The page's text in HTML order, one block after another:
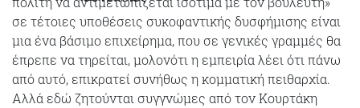
σε τέτοιες υποθέσεις συκοφαντικής δυσφήμισης είναι
μια ένα βάσιμο επιχείρημα, που σε γενικές γραμμές θα
έπρεπε να τηρείται, μολονότι η εμπειρία λέει ότι πάνω
από αυτό, επικρατεί συνήθως η κομματική πειθαρχία.
Αλλά εδώ ζητούνται συγγνώμες από τον Κουρτάκη